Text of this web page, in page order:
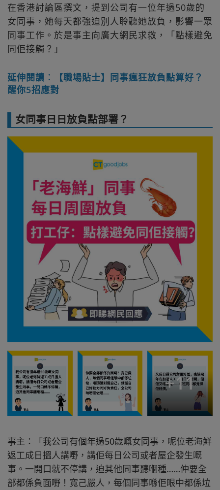
在香港討論區撰文，提到公司有一位年過50歲的
女同事，她每天都強迫別人聆聽她放負，影響一眾
同事工作。於是事主向廣大網民求救，「點樣避免
同佢接觸？」
延伸閱讀︰【職場貼士】同事瘋狂放負點算好？
醒你5招應對
女同事日日放負點部署？
+11
事主：「我公司有個年過50歲嘅女同事，呢位老海鮮
返工成日搵人講嘢，講佢每日公司或者屋企發生嘅
事。一開口就不停講，迫其他同事聽嗰種……仲要全
部都係負面嘢！寬己嚴人，每個同事喺佢眼中都係垃